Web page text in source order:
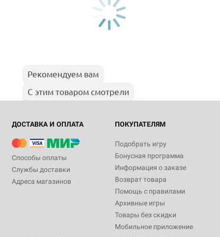
Рекомендуем вам
С этим товаром смотрели
ДОСТАВКА И ОПЛАТА
Способы оплаты
Службы доставки
Адреса магазинов
ПОКУПАТЕЛЯМ
Подобрать игру
Бонусная программа
Информация о заказе
Возврат товара
Помощь с правилами
Архивные игры
Товары без скидки
Мобильное приложение